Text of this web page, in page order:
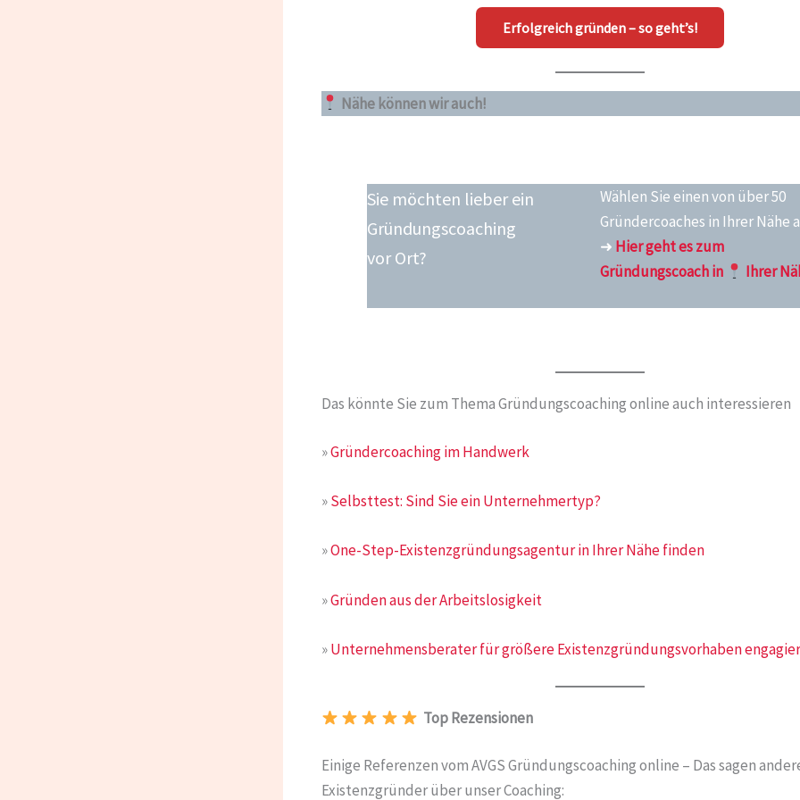
Erfolgreich gründen – so geht’s!
Nähe können wir auch!
Sie möchten lieber ein
Gründungscoaching
vor Ort?
Wählen Sie einen von über 50
Gründercoaches in Ihrer Nähe
➜ Hier geht es zum
Gründungscoach in
Ihrer
Das könnte Sie zum Thema Gründungscoaching online auch interessieren
»Gründercoaching im Handwerk
»Selbsttest: Sind Sie ein Unternehmertyp?
»One-Step-Existenzgründungsagentur in Ihrer Nähe finden
»Gründen aus der Arbeitslosigkeit
»Unternehmensberater für größere Existenzgründungsvorhaben
Top Rezensionen
Einige Referenzen vom AVGS Gründungscoaching online – Das sagen
Existenzgründer über unser Coaching: